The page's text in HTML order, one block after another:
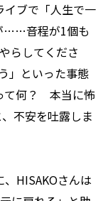
イブで「人生で一
……音程が1個も
らしてくださ
」といった事態
て何？ 本当に怖
不安を吐露しま
HISAKOさんは